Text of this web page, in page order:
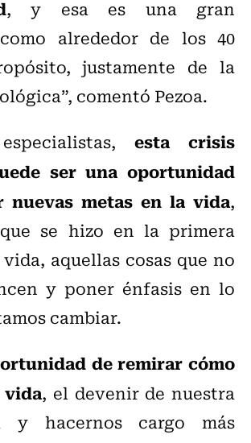
, y esa es una gran
alrededor de los 40
justamente de la
comentó Pezoa.
esta crisis
ser una oportunidad
nuevas metas en la vida,
se hizo en la primera
aquellas cosas que no
y poner énfasis en lo
cambiar.
de remirar cómo
vida, el devenir de nuestra
y hacernos cargo más